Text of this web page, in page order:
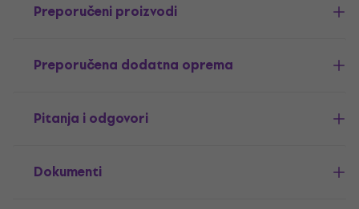
Preporučeni proizvodi
Preporučena dodatna oprema
Pitanja i odgovori
Dokumenti